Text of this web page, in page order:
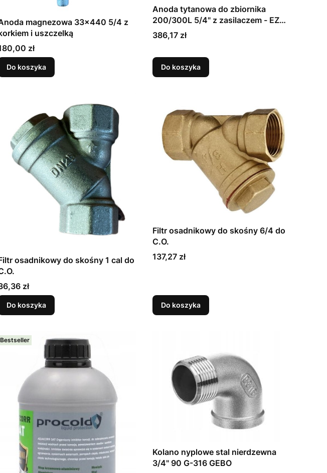
magnezowa 33x440 5/4 z
i uszczelką
zł
Do koszyka
Anoda tytanowa do zbiornika
200/300L 5/4" z zasilaczem - EZAL
(2530100200)
Cena
386,17 zł
Do koszyka
osadnikowy do skośny 1 cal do
zł
Do koszyka
Filtr osadnikowy do skośny 6/4 do
C.O.
Cena
137,27 zł
Do koszyka
Bestseller
Kolano nyplowe stal nierdzewna
3/4" 90 G-316 GEBO